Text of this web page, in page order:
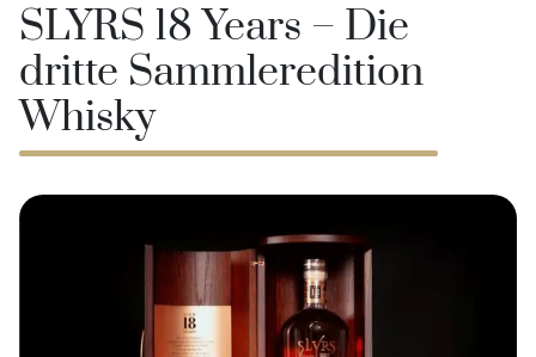
SLYRS 18 Years – Die
dritte Sammleredition
Whisky